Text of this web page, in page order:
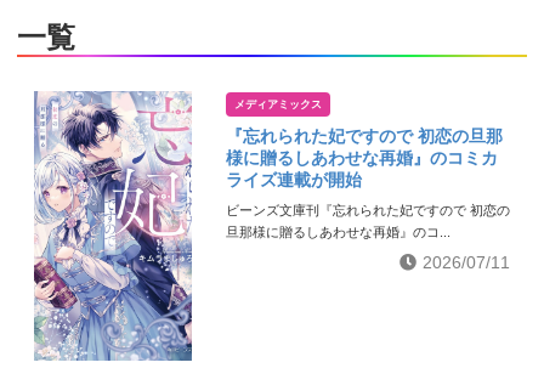
一覧
メディアミックス
『忘れられた妃ですので 初恋の旦那
様に贈るしあわせな再婚』のコミカ
ライズ連載が開始
ビーンズ文庫刊『忘れられた妃ですので 初恋の
旦那様に贈るしあわせな再婚』のコ...
2026/07/11